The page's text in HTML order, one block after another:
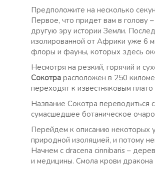
Предположите на несколько
Первое, что придет вам в голову
другую эру истории Земли.
изолированной от Африки уже 6
флоры и фауны, которых здесь
Несмотря на резкий, горячий и
Сокотра расположен в 250
переходят к известняковым
Название Сокотра переводиться
сумасшедшее ботаническое
Перейдем к описанию некоторых
природной изоляцией, и потому
Начнем с dracena cinnibaris –
и медицины. Смола крови дракона